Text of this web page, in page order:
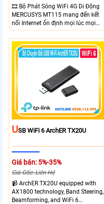
🎞 Bộ Phát Sóng WiFi 4G Di Động
MERCUSYS MT115 mang đến kết
nối Internet ổn định mọi lúc mọi
nơi với tốc độ 4G LTE tải xuống lên
đến 150Mbps. Chuẩn WiFi 6
AX300, pin 2400mAh hoạt động
đến 10 giờ và khả năng kết nối
USB WiFi 6 ArchER TX20U
Giá bán: 5%-35%
Giá Gốc: Liên Hệ
📹 ArchER TX20U equipped with
AX1800 technology, Band Steering,
Beamforming, and WiFi 6